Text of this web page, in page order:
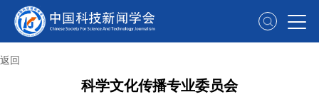
返回
科学文化传播专业委员会